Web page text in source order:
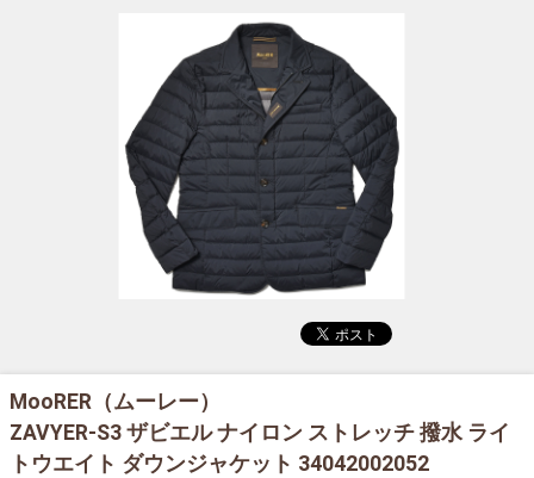
MooRER（ムーレー）
ZAVYER-S3 ザビエル ナイロン ストレッチ 撥水 ライ
トウエイト ダウンジャケット 34042002052